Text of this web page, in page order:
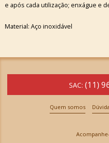
e após cada utilização; enxágue e
Material: Aço inoxidável
SAC: (11)
Quem somos